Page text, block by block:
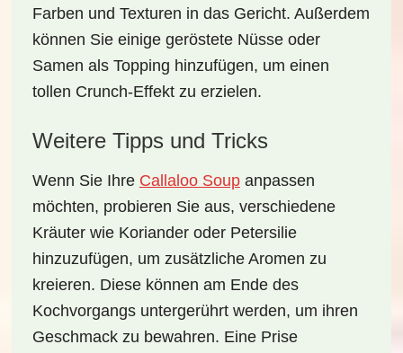
Farben und Texturen in das Gericht. Außerdem
können Sie einige geröstete Nüsse oder
Samen als Topping hinzufügen, um einen
tollen Crunch-Effekt zu erzielen.
Weitere Tipps und Tricks
Wenn Sie Ihre Callaloo Soupanpassen
möchten, probieren Sie aus, verschiedene
Kräuter wie Koriander oder Petersilie
hinzuzufügen, um zusätzliche Aromen zu
kreieren. Diese können am Ende des
Kochvorgangs untergerührt werden, um ihren
Geschmack zu bewahren. Eine Prise